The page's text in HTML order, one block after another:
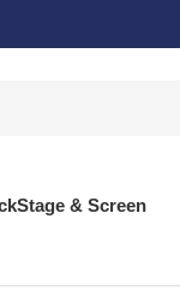
Stage & Screen